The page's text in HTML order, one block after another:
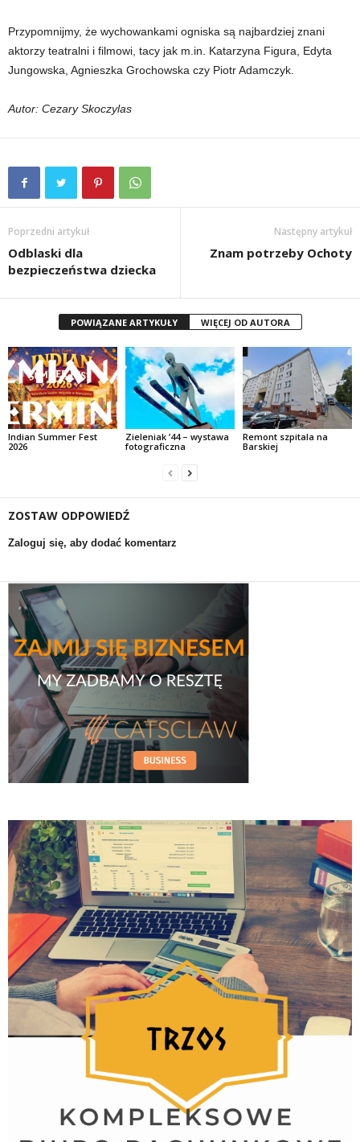
Przypomnijmy, że wychowankami ogniska są najbardziej znani
aktorzy teatralni i filmowi, tacy jak m.in. Katarzyna Figura, Edyta
Jungowska, Agnieszka Grochowska czy Piotr Adamczyk.
Autor: Cezary Skoczylas
Poprzedni artykuł
Odblaski dla
bezpieczeństwa dziecka
Następny artykuł
Znam potrzeby Ochoty
POWIĄZANE ARTYKUŁY WIĘCEJ OD AUTORA
Indian Summer Fest
2026
Zieleniak ’44 – wystawa
fotograficzna
Remont szpitala na
Barskiej
ZOSTAW ODPOWIEDŹ
Zaloguj się, aby dodać komentarz